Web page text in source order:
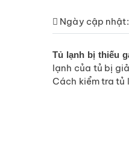
Ngày cập
Tủ lạnh bị thiếu
lạnh của tủ bị
Cách kiểm tra tủ